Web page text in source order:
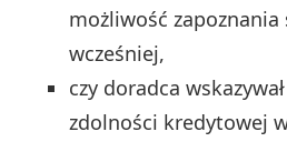
możliwość
wcześniej,
czy doradca
zdolności kredytowej